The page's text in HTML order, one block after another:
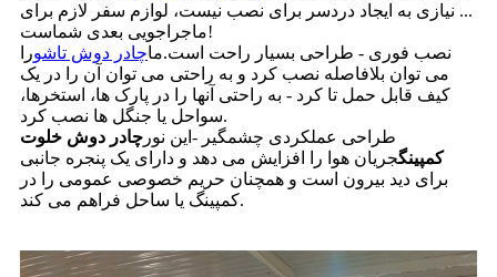
... نیازی به ایجاد دردسر برای نصب نیست، لوازم سفر لازم برای
ماجراجویی بعدی شماست!
نصب فوری - طراحی بسیار راحت است.ماچادر دوش تاشورا
می توان بلافاصله نصب کرد و به راحتی می توان آن را در یک
کیف قابل حمل تا کرد - به راحتی آنها را در پارک ها، استخرها،
سواحل یا جنگل ها نصب کرد.
طراحی عملکردی چشمگیر -این نور چادر دوش خلوت
کمپینگجریان هوا را افزایش می دهد و دارای یک پنجره جانبی
برای دید بیرون است و همچنان حریم خصوصی عمومی را در
کمپینگ یا ساحل فراهم می کند.